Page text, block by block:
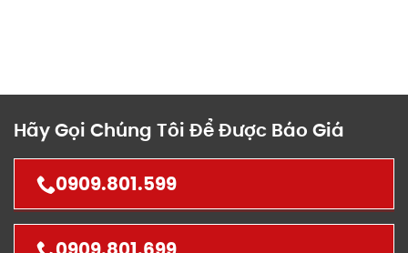
Hãy Gọi Chúng Tôi Để Được Báo Giá
0909.801.599